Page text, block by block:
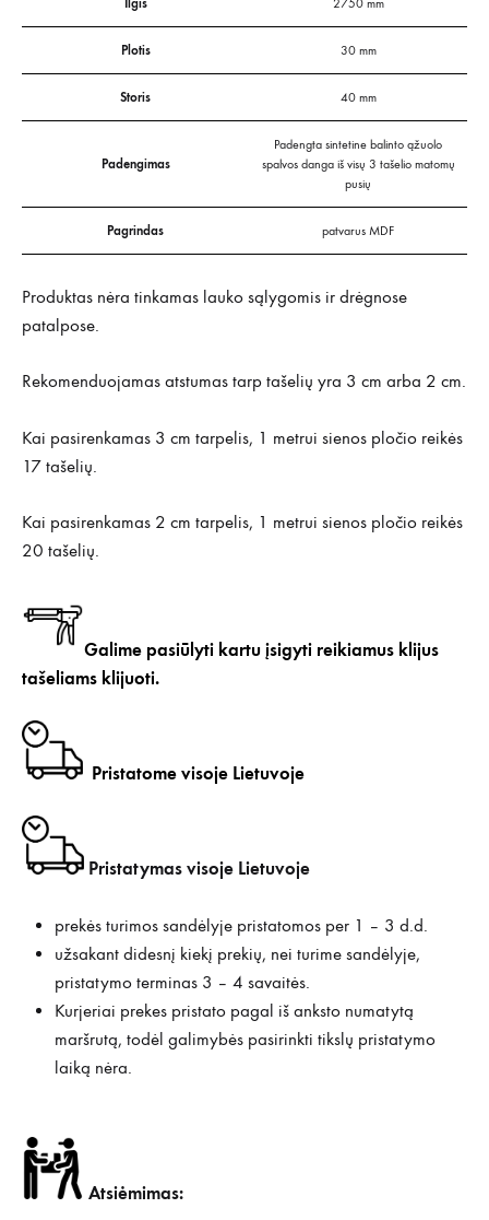
Ilgis 2750 mm
Plotis 30 mm
Storis 40 mm
Padengimas
Padengta sintetine balinto ąžuolo
spalvos danga iš visų 3 tašelio matomų
pusių
Pagrindas patvarus MDF
Produktas nėra tinkamas lauko sąlygomis ir drėgnose
patalpose.
Rekomenduojamas atstumas tarp tašelių yra 3 cm arba 2 cm.
Kai pasirenkamas 3 cm tarpelis, 1 metrui sienos pločio reikės
17 tašelių.
Kai pasirenkamas 2 cm tarpelis, 1 metrui sienos pločio reikės
20 tašelių.
Galime pasiūlyti kartu įsigyti reikiamus klijus
tašeliams klijuoti.
Pristatome visoje Lietuvoje
Pristatymas visoje Lietuvoje
prekės turimos sandėlyje pristatomos per 1 – 3 d.d.
užsakant didesnį kiekį prekių, nei turime sandėlyje,
pristatymo terminas 3 – 4 savaitės.
Kurjeriai prekes pristato pagal iš anksto numatytą
maršrutą, todėl galimybės pasirinkti tikslų pristatymo
laiką nėra.
Atsiėmimas: